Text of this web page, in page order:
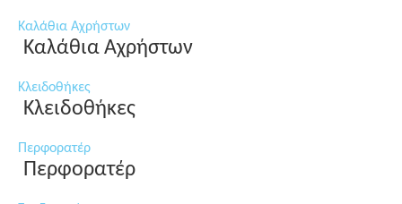
Καλάθια Αχρήστων
Καλάθια Αχρήστων
Κλειδοθήκες
Κλειδοθήκες
Περφορατέρ
Περφορατέρ